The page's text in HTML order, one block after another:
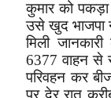
कुमार को
उसे खुद भाजपा
मिली
6377 वाहन से
परिवहन कर
पर देर रात